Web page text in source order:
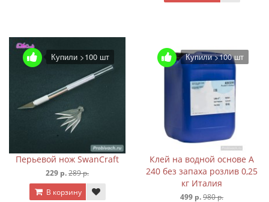
Купили >100 шт
Перьевой нож SwanCraft
229 р.289 р.
В корзину
Купили >100 шт
Клей на водной основе A
240 без запаха розлив 0,25
кг Италия
499 р.980 р.